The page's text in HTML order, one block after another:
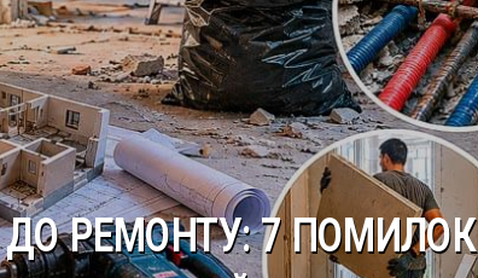
ДО РЕМОНТУ: 7 ПОМИЛОК